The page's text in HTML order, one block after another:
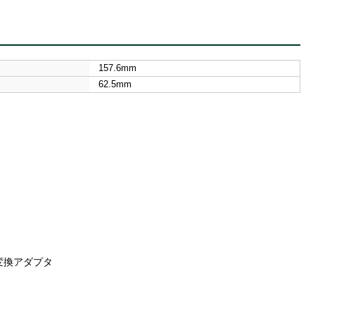
157.6mm
62.5mm
アダプタ